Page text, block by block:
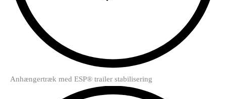
Anhængertræk med ESP® trailer stabilisering